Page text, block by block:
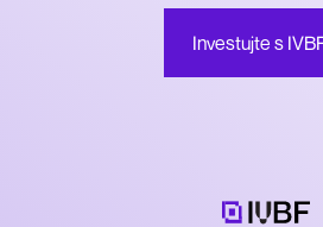
Investujte s